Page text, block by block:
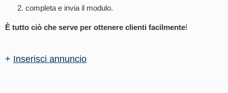
completa e invia il modulo.
È tutto ciò che serve per ottenere clienti facilmente!
+ Inserisci annuncio